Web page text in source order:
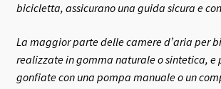
bicicletta, assicurano una guida sicura e
La maggior parte delle camere d’aria per
realizzate in gomma naturale o sintetica, e
gonfiate con una pompa manuale o un